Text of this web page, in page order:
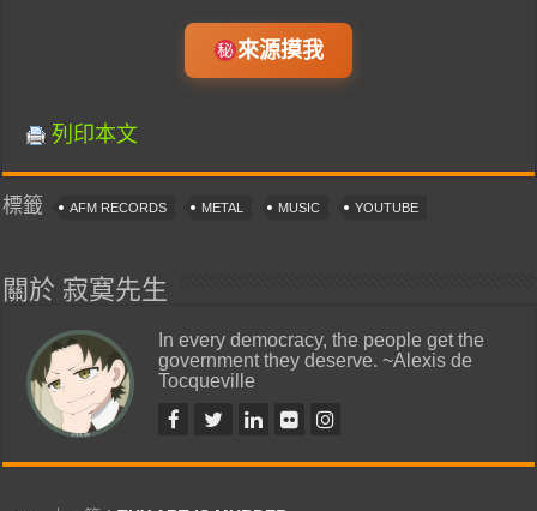
來源摸我
列印本文
標籤 AFM RECORDS METAL MUSIC YOUTUBE
關於 寂寞先生
In every democracy, the people get the
government they deserve. ~Alexis de
Tocqueville